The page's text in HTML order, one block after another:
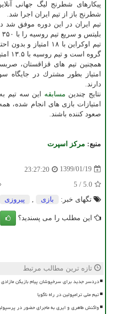
شطرنج باز از تیم ایران اجرا شد.
تیم ایران در این دوره موفق
بلیتس و سریع تیم روسیه را با ۳۵۰ شطرنج باز شكست دهد.
تیم اوكراین با ۱۸
گروه است و تیم روسیه با ۱۳.۵ امتیاز در جایگاه دوم قرار دارد.
امتیاز بطور مشترك در جایگاه
دارند.
نتایج چندین مسابقه این سه تیم
امتیازات بازی های انجام شده،
صعود كننده باشند.
منبع: مركز اسپرت
1399/01/19
23:27:20
5.0
/
5
تگهای خبر:
بازی پیروزی
این مطلب را می پسندید؟
تازه ترین مطالب مرتبط
دردسر جدید برای سرخپوشان پیام بازیکن
تیم ملی ترامپولین در راه ناگویا
واکنش طاهری و ایری به ماجرای حضور در